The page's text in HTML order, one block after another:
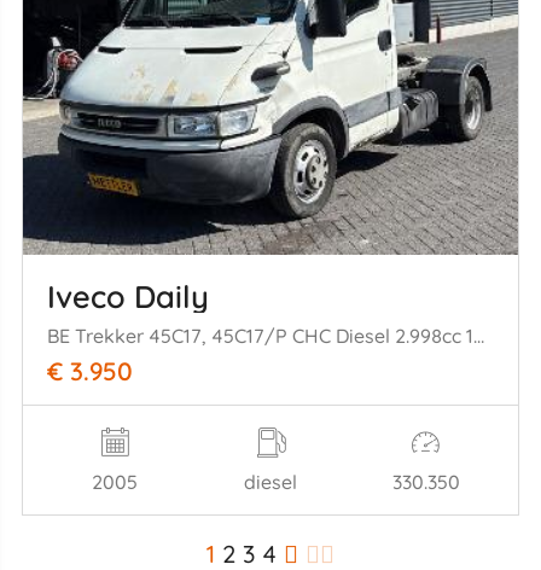
Iveco Daily
BE Trekker 45C17, 45C17/P CHC Diesel 2.998cc 125kW (170pk) RWD
€ 3.950
2005 diesel 330.350
1 2 3 4